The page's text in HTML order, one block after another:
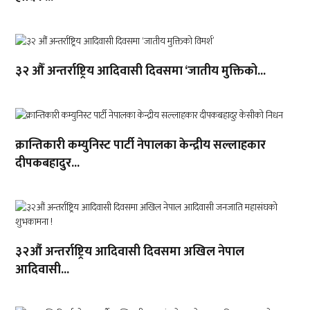
३२ औँ अन्तर्राष्ट्रिय आदिवासी दिवसमा ‘जातीय मुक्तिको...
क्रान्तिकारी कम्युनिस्ट पार्टी नेपालका केन्द्रीय सल्लाहकार
दीपकबहादुर...
३२औं अन्तर्राष्ट्रिय आदिवासी दिवसमा अखिल नेपाल
आदिवासी...